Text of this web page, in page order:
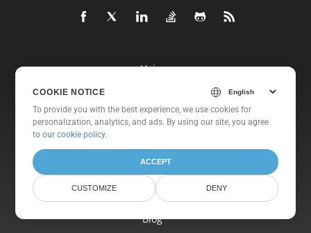
Heim
Neue Veröffentlichungen
Freie Unterstützung
Kostenlose Beratung
Blog
COOKIE NOTICE
To provide you with the best experience, we use cookies for
personalization, analytics, and ads. By using our site, you agree
toour cookie policy.
ACCEPT
CUSTOMIZE DENY